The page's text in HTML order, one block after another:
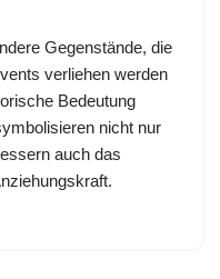
Gegenstände, die
verliehen werden
Bedeutung
nicht nur
auch das